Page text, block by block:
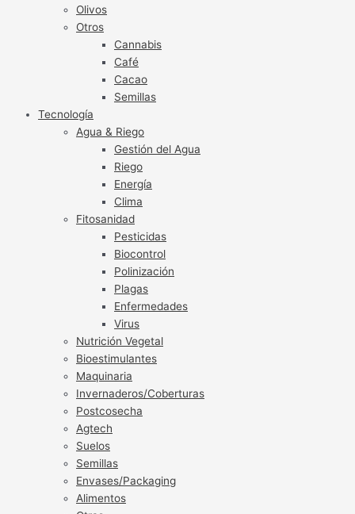
Olivos
Otros
Cannabis
Café
Cacao
Semillas
Tecnología
Agua & Riego
Gestión del Agua
Riego
Energía
Clima
Fitosanidad
Pesticidas
Biocontrol
Polinización
Plagas
Enfermedades
Virus
Nutrición Vegetal
Bioestimulantes
Maquinaria
Invernaderos/Coberturas
Postcosecha
Agtech
Suelos
Semillas
Envases/Packaging
Alimentos